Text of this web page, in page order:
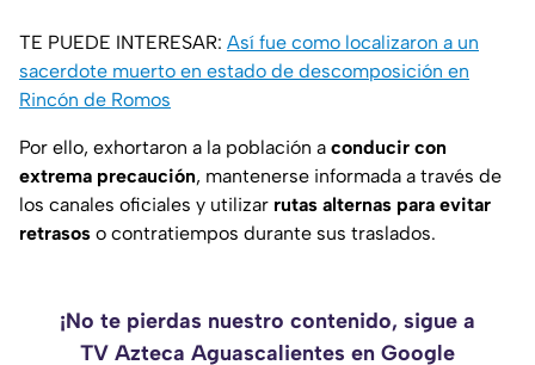
TE PUEDE INTERESAR: Así fue como localizaron a un
sacerdote muerto en estado de descomposición en
Rincón de Romos
Por ello, exhortaron a la población a conducir con
extrema precaución, mantenerse informada a través de
los canales oficiales y utilizar rutas alternas para evitar
retrasos o contratiempos durante sus traslados.
¡No te pierdas nuestro contenido, sigue a
TV Azteca Aguascalientes en Google